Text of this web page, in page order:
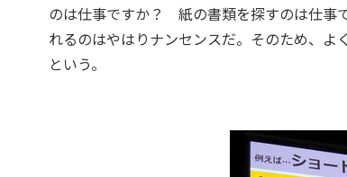
のは仕事ですか？ 紙の書類を探すのは仕事
れるのはやはりナンセンスだ。そのため、
という。